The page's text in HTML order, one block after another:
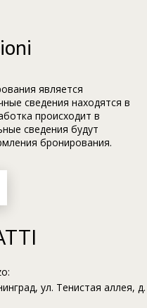
является
сведения находятся в
происходит в
сведения будут
бронирования.
ул. Тенистая аллея, д.